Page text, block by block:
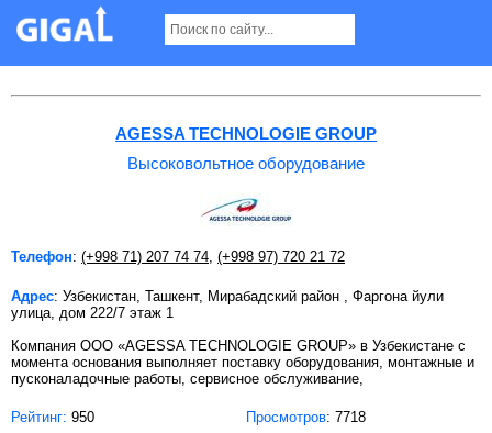
Высоковольтное оборудование в Ташкенте
AGESSA TECHNOLOGIE GROUP
Высоковольтное оборудование
Телефон: (+998 71) 207 74 74 (+998 97) 720 21 72
Адрес: Узбекистан, Ташкент, Мирабадский район , Фаргона йули
улица, дом 222/7 этаж 1
Компания ООО «AGESSA TECHNOLOGIE GROUP» в Узбекистане с
момента основания выполняет поставку оборудования, монтажные и
пусконаладочные работы, сервисное обслуживание,
Рейтинг: 950 Просмотров: 7718